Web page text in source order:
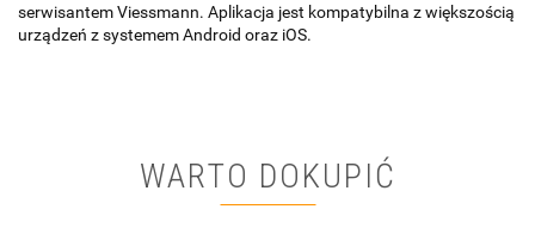
serwisantem Viessmann. Aplikacja jest kompatybilna z większością
urządzeń z systemem Android oraz iOS.
WARTO DOKUPIĆ